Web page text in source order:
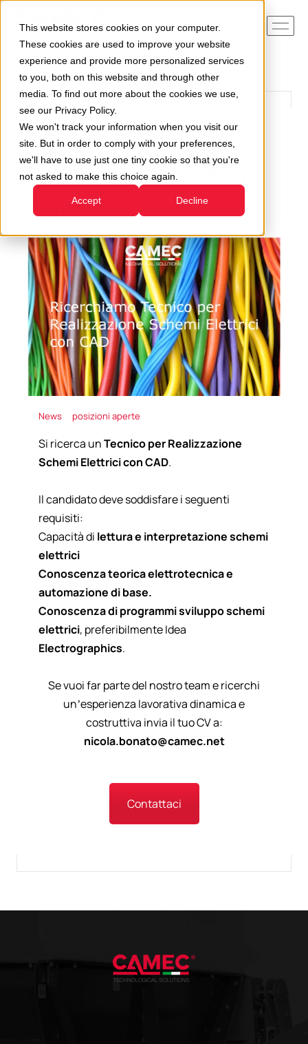
This website stores cookies on your computer.
These cookies are used to improve your website
experience and provide more personalized services
to you, both on this website and through other
media. To find out more about the cookies we use,
see our Privacy Policy.
We won't track your information when you visit our
site. But in order to comply with your preferences,
we'll have to use just one tiny cookie so that you're
not asked to make this choice again.
Accept Decline
Ricerca Tecnico per
Realizzazione Schemi
Elettrici
News posizioni aperte
Si ricerca unTecnico per Realizzazione
Schemi Elettrici con CAD.
Il candidato deve soddisfare i seguenti
requisiti:
Capacità di lettura e interpretazione schemi
elettrici
Conoscenza teorica elettrotecnica e
automazione di base.
Conoscenza di programmi sviluppo schemi
elettrici, preferibilmente Idea
Electrographics.
Se vuoi far parte del nostro team e ricerchi
un’esperienza lavorativa dinamica e
costruttiva invia il tuo CV a:
nicola.bonato@camec.net
Contattaci